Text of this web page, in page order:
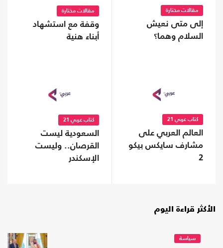
مقالات مختارة
إلى متى نعيش
السلام وهما؟
مقالات مختارة
وقفة مع استشهاد
أبناء هنية
كتاب عربي 21
العالم العربي على
مشارف سايكس بيكو
2
كتاب عربي 21
السعودية ليست
القرصان.. وليست
الإسكندر
الأكثر قراءة اليوم
سياسة